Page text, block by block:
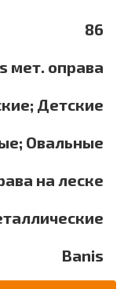
86
мет. оправа
Детские
Овальные
на леске
Banis